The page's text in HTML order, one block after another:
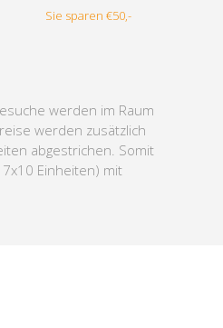
Sie sparen €50,-
werden im Raum
werden zusätzlich
abgestrichen. Somit
Einheiten) mit